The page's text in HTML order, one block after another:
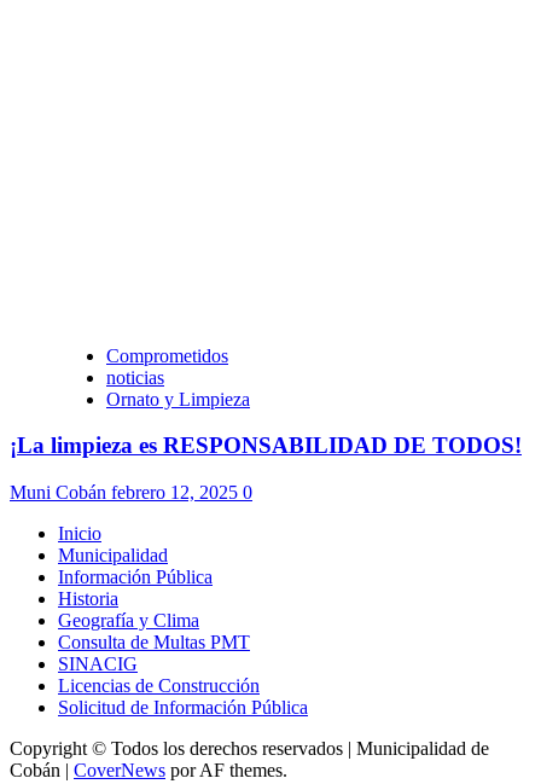
Comprometidos
noticias
Ornato y Limpieza
¡La limpieza es RESPONSABILIDAD DE TODOS!
Muni Cobán febrero 12, 2025 0
Inicio
Municipalidad
Información Pública
Historia
Geografía y Clima
Consulta de Multas PMT
SINACIG
Licencias de Construcción
Solicitud de Información Pública
Copyright © Todos los derechos reservados | Municipalidad de
Cobán | CoverNews por AF themes.